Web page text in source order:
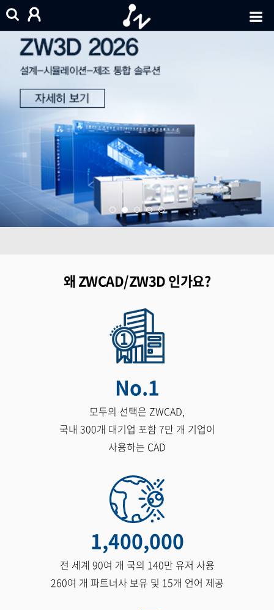
왜 ZWCAD/ZW3D 인가요?
No.1
모두의 선택은 ZWCAD,
국내 300개 대기업 포함 7만 개 기업이
사용하는 CAD
1,400,000
전 세계 90여 개 국의 140만 유저 사용
260여 개 파트너사 보유 및 15개 언어 제공